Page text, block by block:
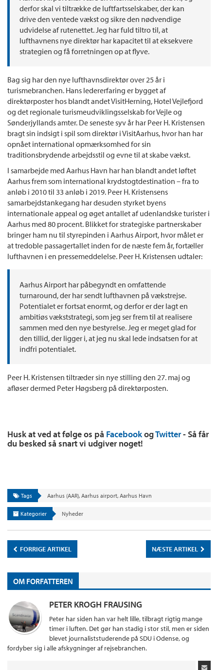
derfor skal vi tiltrække de luftfartsselskaber, der kan
drive den ventede vækst og sikre den nødvendige
udvidelse af rutenettet. Jeg har fuld tiltro til, at
lufthavnens nye direktør har kapacitet til at eksekvere
strategien og få forretningen op at flyve.
Bag sig har den nye lufthavnsdirektør over 25 år i
turismebranchen. Hans ledererfaring er bygget af
direktørposter hos blandt andet VisitHerning, Hotel Vejlefjord
og det regionale turismeudviklingsselskab for Vejle og
Sønderjyllands amter. De seneste syv år har Peer H. Kristensen
bragt sin indsigt i spil som direktør i VisitAarhus, hvor han har
opnået international opmærksomhed for sin
traditionsbrydende arbejdsstil og evne til at skabe vækst.
I samarbejde med Aarhus Havn har han blandt andet løftet
Aarhus frem som international krydstogtdestination – fra to
anløb i 2010 til 33 anløb i 2019. Peer H. Kristensens
samarbejdstankegang har desuden styrket byens
internationale appeal og øget antallet af udenlandske turister i
Aarhus med 80 procent. Blikket for strategiske partnerskaber
bringer ham nu til styrepinden i Aarhus Airport, hvor målet er
at tredoble passagertallet inden for de næste fem år, fortæller
lufthavnen i en pressemeddelelse. Peer H. Kristensen udtaler:
Aarhus Airport har påbegyndt en omfattende
turnaround, der har sendt lufthavnen på vækstrejse.
Potentialet er fortsat enormt, og derfor er der lagt en
ambitiøs vækststrategi, som jeg ser frem til at realisere
sammen med den nye bestyrelse. Jeg er meget glad for
den tillid, der ligger i, at jeg nu skal lede indsatsen for at
indfri potentialet.
Peer H. Kristensen tiltræder sin nye stilling den 27. maj og
afløser dermed Peter Høgsberg på direktørposten.
Husk at ved at følge os på FacebookogTwitter- Så får
du besked så snart vi udgiver noget!
Tags Aarhus (AAR), Aarhus airport, Aarhus Havn
Kategorier Nyheder
FORRIGE ARTIKEL NÆSTE ARTIKEL
OM FORFATTEREN
PETER KROGH FRAUSING
Peter har siden han var helt lille, tilbragt rigtig mange
timer i luften. Det gør han stadig i stor stil, men er siden
blevet journaliststuderende på SDU i Odense, og
fordyber sig i alle afskygninger af rejsebranchen.